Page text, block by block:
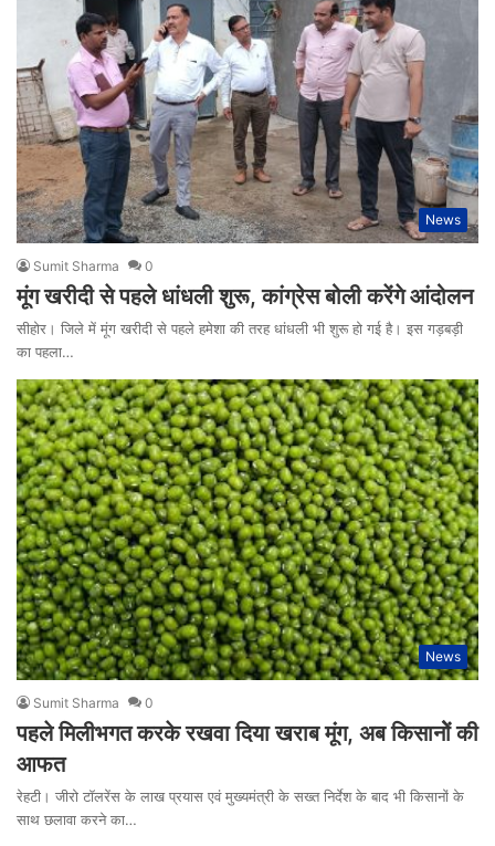
News
Sumit Sharma 0
मूंग खरीदी से पहले धांधली शुरू, कांग्रेस बोली करेंगे आंदोलन
सीहोर। जिले में मूंग खरीदी से पहले हमेशा की तरह धांधली भी शुरू हो गई है। इस गड़बड़ी
का पहला…
News
Sumit Sharma 0
पहले मिलीभगत करके रखवा दिया खराब मूंग, अब किसानोें की
आफत
रेहटी। जीरो टॉलरेंस के लाख प्रयास एवं मुख्यमंत्री के सख्त निर्देश के बाद भी किसानों के
साथ छलावा करने का…